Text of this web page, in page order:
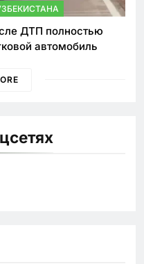
ДТП полностью
автомобиль